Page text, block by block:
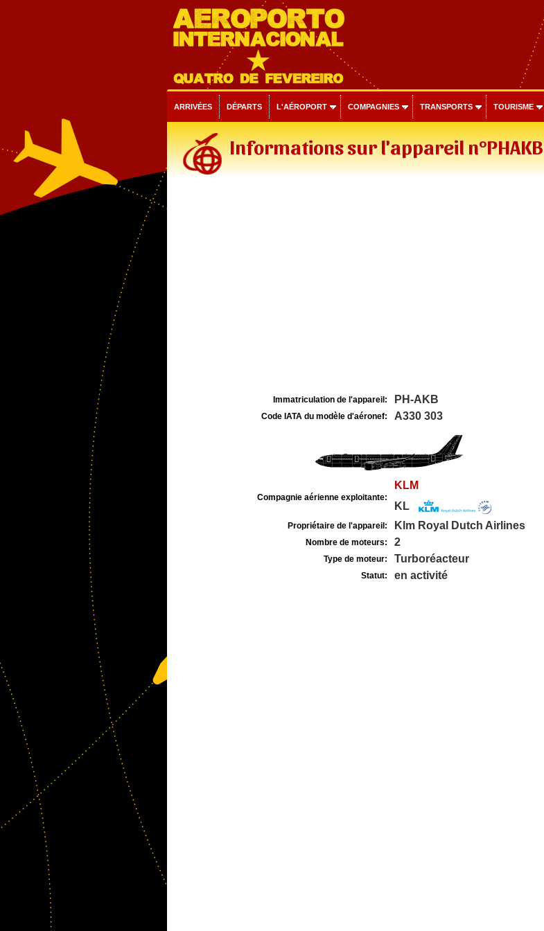
ARRIVÉES DÉPARTS L'AÉROPORT COMPAGNIES TRANSPORTS TOURISME
Informations sur l'appareil n°PHAKB
Immatriculation de l'appareil: PH-AKB
Code IATA du modèle d'aéronef: A330 303
Compagnie aérienne exploitante:
KLM
KL
Propriétaire de l'appareil: Klm Royal Dutch Airlines
Nombre de moteurs: 2
Type de moteur: Turboréacteur
Statut: en activité